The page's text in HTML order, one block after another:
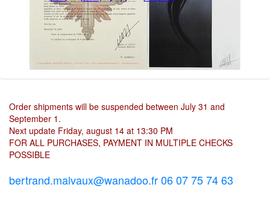
Order shipments will be suspended between July 31 and
September 1.
Next update Friday, august 14 at 13:30 PM
FOR ALL PURCHASES, PAYMENT IN MULTIPLE CHECKS
POSSIBLE
bertrand.malvaux@wanadoo.fr 06 07 75 74 63